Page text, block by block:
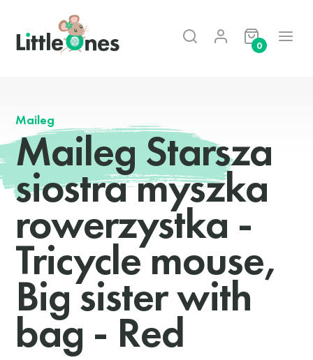
0
Maileg
Maileg Starsza
siostra myszka
rowerzystka -
Tricycle mouse,
Big sister with
bag - Red